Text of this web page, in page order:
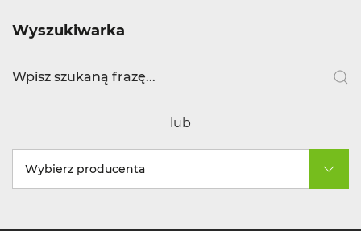
Wyszukiwarka
lub
Wybierz producenta